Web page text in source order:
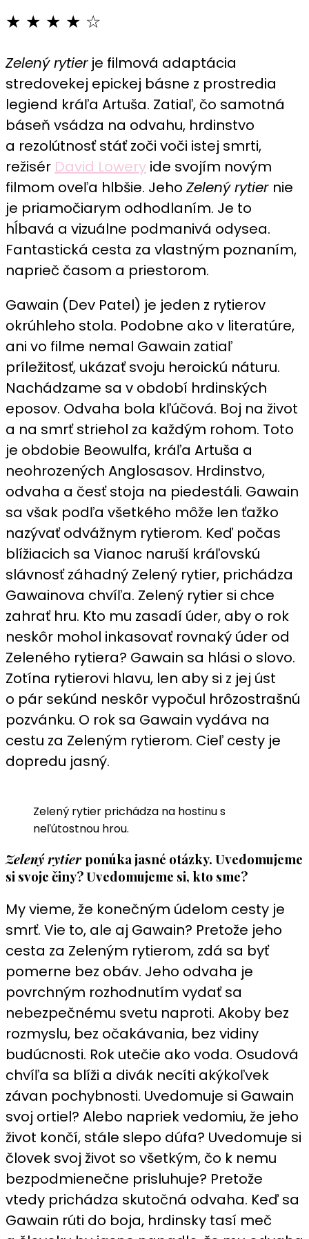
Existenciálna
cesta
za
sebapoznaním
★ ★ ★ ★ ☆
Zelený rytierje filmová adaptácia
stredovekej epickej básne z prostredia
legiend kráľa Artuša. Zatiaľ, čo samotná
báseň vsádza na odvahu, hrdinstvo
a rezolútnosť stáť zoči voči istej smrti,
režisér David Lowery ide svojím novým
filmom oveľa hlbšie. Jeho Zelený rytier nie
je priamočiarym odhodlaním. Je to
hĺbavá a vizuálne podmanivá odysea.
Fantastická cesta za vlastným poznaním,
naprieč časom a priestorom.
Gawain (Dev Patel) je jeden z rytierov
okrúhleho stola. Podobne ako v literatúre,
ani vo filme nemal Gawain zatiaľ
príležitosť, ukázať svoju heroickú náturu.
Nachádzame sa v období hrdinských
eposov. Odvaha bola kľúčová. Boj na život
a na smrť striehol za každým rohom. Toto
je obdobie Beowulfa, kráľa Artuša a
neohrozených Anglosasov. Hrdinstvo,
odvaha a česť stoja na piedestáli. Gawain
sa však podľa všetkého môže len ťažko
nazývať odvážnym rytierom. Keď počas
blížiacich sa Vianoc naruší kráľovskú
slávnosť záhadný Zelený rytier, prichádza
Gawainova chvíľa. Zelený rytier si chce
zahrať hru. Kto mu zasadí úder, aby o rok
neskôr mohol inkasovať rovnaký úder od
Zeleného rytiera? Gawain sa hlási o slovo.
Zotína rytierovi hlavu, len aby si z jej úst
o pár sekúnd neskôr vypočul hrôzostrašnú
pozvánku. O rok sa Gawain vydáva na
cestu za Zeleným rytierom. Cieľ cesty je
dopredu jasný.
Zelený rytier prichádza na hostinu s
neľútostnou hrou.
Zelený rytier ponúka jasné otázky. Uvedomujeme
si svoje činy? Uvedomujeme si, kto sme?
My vieme, že konečným údelom cesty je
smrť. Vie to, ale aj Gawain? Pretože jeho
cesta za Zeleným rytierom, zdá sa byť
pomerne bez obáv. Jeho odvaha je
povrchným rozhodnutím vydať sa
nebezpečnému svetu naproti. Akoby bez
rozmyslu, bez očakávania, bez vidiny
budúcnosti. Rok utečie ako voda. Osudová
chvíľa sa blíži a divák necíti akýkoľvek
závan pochybnosti. Uvedomuje si Gawain
svoj ortiel? Alebo napriek vedomiu, že jeho
život končí, stále slepo dúfa? Uvedomuje si
človek svoj život so všetkým, čo k nemu
bezpodmienečne prisluhuje? Pretože
vtedy prichádza skutočná odvaha. Keď sa
Gawain rúti do boja, hrdinsky tasí meč